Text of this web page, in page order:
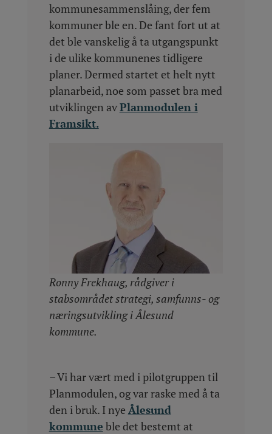
kommunesammenslåing, der fem
kommuner ble en. De fant fort ut at
det ble vanskelig å ta utgangspunkt
i de ulike kommunenes tidligere
planer. Dermed startet et helt nytt
planarbeid, noe som passet bra med
utviklingen avPlanmodulen i
Framsikt.
Ronny Frekhaug, rådgiver i
stabsområdet strategi, samfunns- og
næringsutvikling i Ålesund
kommune.
– Vi har vært med i pilotgruppen til
Planmodulen, og var raske med å ta
den i bruk. I nye Ålesund
kommune ble det bestemt at